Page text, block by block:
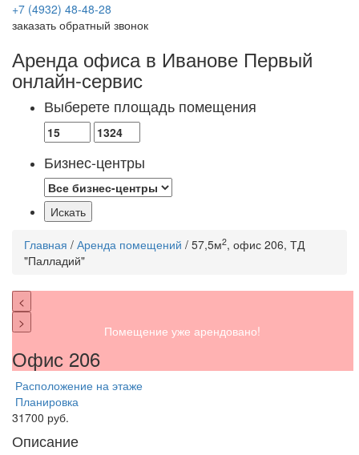
+7 (4932) 48-48-28
заказать обратный звонок
Аренда офиса в Иванове Первый
онлайн-сервис
Выберете площадь помещения
Бизнес-центры
Главная / Аренда помещений / 57,5м2, офис 206, ТД
"Палладий"
Помещение уже арендовано!
<
>
Офис 206
Расположение на этаже
Планировка
31700 руб.
Описание